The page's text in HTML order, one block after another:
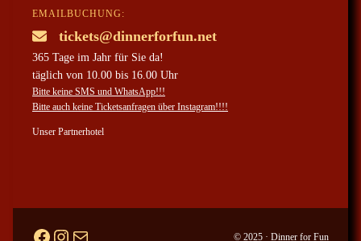
EMAILBUCHUNG:
tickets@dinnerforfun.net
365 Tage im Jahr für Sie da!
täglich von 10.00 bis 16.00 Uhr
Bitte keine SMS und WhatsApp!!!
Bitte auch keine Ticketsanfragen über Instagram!!!!
Unser Partnerhotel
Facebook
# ticketanfragen per mail © 2025 · Dinner for Fun